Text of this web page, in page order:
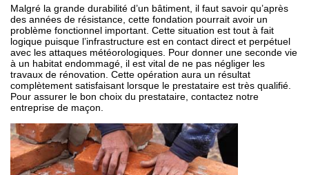
Malgré la grande durabilité d’un bâtiment, il faut savoir qu’après
des années de résistance, cette fondation pourrait avoir un
problème fonctionnel important. Cette situation est tout à fait
logique puisque l’infrastructure est en contact direct et perpétuel
avec les attaques météorologiques. Pour donner une seconde vie
à un habitat endommagé, il est vital de ne pas négliger les
travaux de rénovation. Cette opération aura un résultat
complètement satisfaisant lorsque le prestataire est très qualifié.
Pour assurer le bon choix du prestataire, contactez notre
entreprise de maçon.